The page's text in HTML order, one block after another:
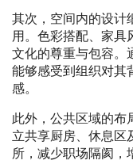
其次，空间内的设计
用。色彩搭配、家具
文化的尊重与包容。
能够感受到组织对其
感。
此外，公共区域的布
立共享厨房、休息区
所，减少职场隔阂，